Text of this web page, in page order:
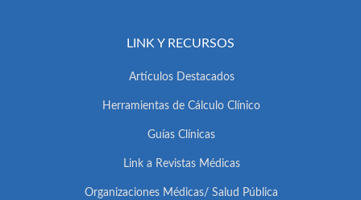
LINK Y RECURSOS
Artículos Destacados
Herramientas de Cálculo Clínico
Guías Clínicas
Link a Revistas Médicas
Organizaciones Médicas/ Salud Pública